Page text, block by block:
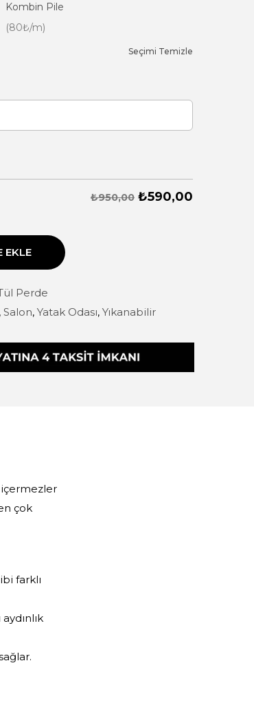
Kombin Pile
(80₺/m)
Seçimi Temizle
₺950,00 ₺590,00
EKLE
Perde
, Salon, Yatak Odası, Yıkanabilir
çok
farklı